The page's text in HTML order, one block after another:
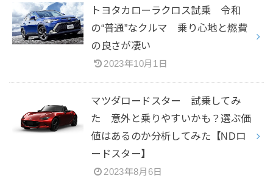
トヨタカローラクロス試乗 令和
の“普通”なクルマ 乗り心地と燃費
の良さが凄い
2023年10月1日
マツダロードスター 試乗してみ
た 意外と乗りやすいかも？選ぶ価
値はあるのか分析してみた【NDロ
ードスター】
2023年8月6日